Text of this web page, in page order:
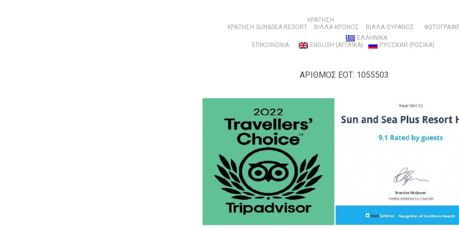
ΚΡΑΤΗΣΗ
ΚΡΑΤΗΣΗ SUN&SEA RESORT
ΒΊΛΛΑ ΚΡΌΝΟΣ ΒΊΛΛΑ ΟΥΡΑΝΌΣ
ΕΠΙΚΟΙΝΩΝΙΑ
ΕΛΛΗΝΙΚΑ
ENGLISH (ΑΓΓΛΙΚΑ) РУССКИЙ ( ΡΩΣΙΚΑ)
ΑΡΙΘΜΟΣ ΕΟΤ: 1055503